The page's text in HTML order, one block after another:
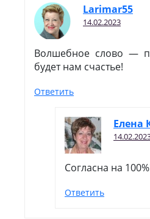
Larimar55
14.02.2023
Волшебное слово —
будет нам счастье!
Ответить
Елена
Согласна на
Ответить